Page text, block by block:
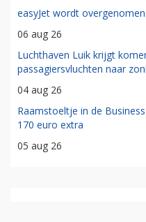
easyJet wordt
06 aug 26
Luchthaven Luik krijgt
passagiersvluchten naar
04 aug 26
Raamstoeltje in de
170 euro extra
05 aug 26